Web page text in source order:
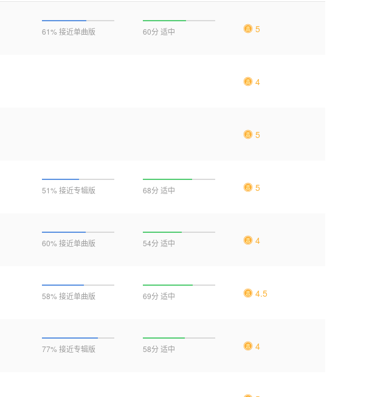
61% 接近单曲版 60分 适中 5
4
5
51% 接近专辑版 68分 适中 5
60% 接近单曲版 54分 适中 4
58% 接近单曲版 69分 适中 4.5
77% 接近专辑版 58分 适中 4